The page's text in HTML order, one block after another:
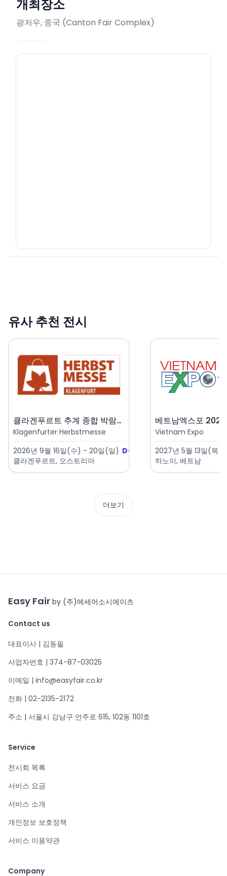
개최장소
광저우, 중국 (Canton Fair Complex)
유사 추천 전시
클라겐푸르트 추계 종합 박람회 2..
Klagenfurter Herbstmesse
2026년 9월 16일(수) - 20일(일) D-38
클라겐푸르트, 오스트리아
베트남엑스포
Vietnam Expo
2027년 5월 13일(목)
하노이, 베트남
더보기
Easy Fair by (주)메세어소시에이츠
Contact us
대표이사 | 김동필
사업자번호 | 374-87-03025
이메일 | info@easyfair.co.kr
전화 | 02-2135-2172
주소 | 서울시 강남구 언주로 615, 102동 1101호
Service
전시회 목록
서비스 요금
서비스 소개
개인정보 보호정책
서비스 이용약관
Company